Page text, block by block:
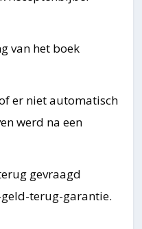
van het boek
er niet automatisch
werd na een
gevraagd
terug-garantie.